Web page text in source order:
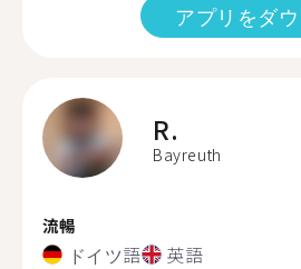
アプリをダ
R.
Bayreuth
流暢
ドイツ語 英語